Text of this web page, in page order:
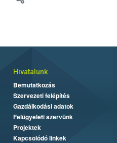
Hivatalunk
Bemutatkozás
Szervezeti felépítés
Gazdálkodási adatok
Felügyeleti szervünk
Projektek
Kapcsolódó linkek